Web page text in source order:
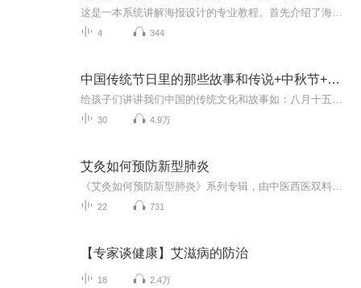
4 344
中国传统节日里的那些故事和传说+中秋节+元旦春节等
30 4.9万
艾灸如何预防新型肺炎
22 731
【专家谈健康】艾滋病的防治
18 2.4万